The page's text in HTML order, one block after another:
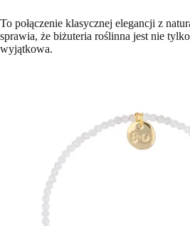
To połączenie klasycznej elegancji z
sprawia, że biżuteria roślinna jest nie
wyjątkowa.